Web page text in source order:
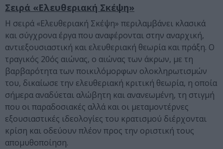
Σειρά «Ελευθεριακή Σκέψη»
Η σειρά «Ελευθεριακή Σκέψη» περιλαμβάνει κλασικά
και σύγχρονα έργα που αναφέρονται στην αναρχική,
αντιεξουσιαστική και ελευθεριακή θεωρία και πράξη. Ο
τραγικός 20ός αιώνας, ο αιώνας των άκρων, με τη
βαρβαρότητα των ποικιλόμορφων ολοκληρωτισμών
του, δικαίωσε την ελευθεριακή κριτική θεωρία, η οποία
σήμερα αναδύεται αλώβητη και ανανεωμένη, τη στιγμή
που οι παραδοσιακές αλλά και οι μεταμοντέρνες
εξουσιαστικές ιδεολογίες του κρατισμού διέρχονται
κρίση και οδεύουν πλέον προς την οριστική τους
απομυθοποίηση.